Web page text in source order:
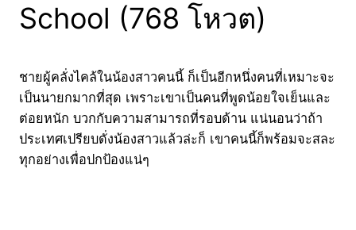
School (768 โหวต)
ชายผู้คลั่งไคล้ในน้องสาวคนนี้ ก็เป็นอีกหนึ่งคนที่เหมาะจะ
เป็นนายกมากที่สุด เพราะเขาเป็นคนที่พูดน้อยใจเย็นและ
ต่อยหนัก บวกกับความสามารถที่รอบด้าน แน่นอนว่าถ้า
ประเทศเปรียบดั่งน้องสาวแล้วล่ะก็ เขาคนนี้ก็พร้อมจะสละ
ทุกอย่างเพื่อปกป้องแน่ๆ